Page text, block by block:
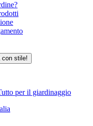
per il giardinaggio